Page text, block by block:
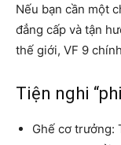
Nếu bạn cần một
đẳng cấp và tận
thế giới, VF 9
Tiện nghi
Ghế cơ trưởng: